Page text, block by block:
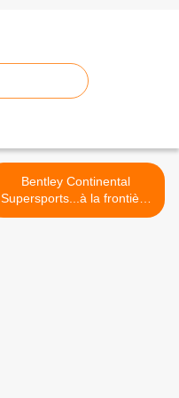
Bentley Continental
Supersports...à la frontière
de l'extrême! >